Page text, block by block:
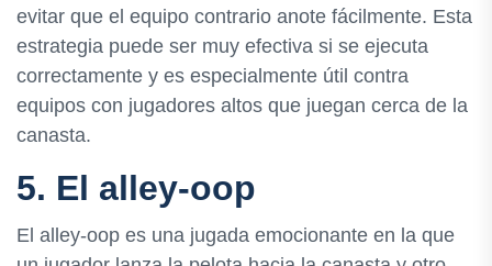
evitar que el equipo contrario anote fácilmente. Esta
estrategia puede ser muy efectiva si se ejecuta
correctamente y es especialmente útil contra
equipos con jugadores altos que juegan cerca de la
canasta.
5. El alley-oop
El alley-oop es una jugada emocionante en la que